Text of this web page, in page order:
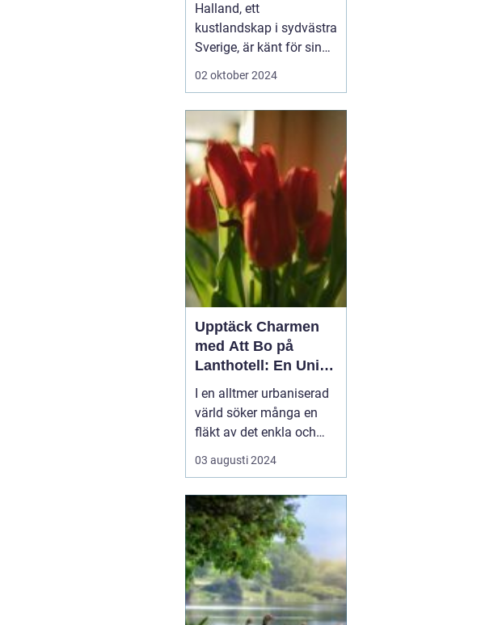
Halland, ett
kustlandskap i sydvästra
Sverige, är känt för sin
vackra natur, långa
Området är en populär
destination för
semesterfirare som
söker lugn och
avkoppling från stadens
brus. Bland Hallands
böljande åk...
02 oktober 2024
Upptäck Charmen
med Att Bo på
Lanthotell: En Unik
Upplevelse på
Smålandstorpet
I en alltmer urbaniserad
värld söker många en
fläkt av det enkla och
naturnära livet. Att
övernatta på ett
fånga just denna
upplevelse - och få en
paus från s...
03 augusti 2024